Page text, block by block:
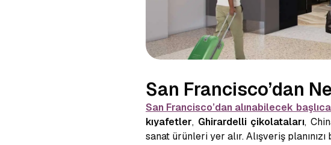
San Francisco’dan
San Francisco’dan alınabilecek
kıyafetler, Ghirardelli çikolataları,
sanat ürünleri yer alır. Alışveriş